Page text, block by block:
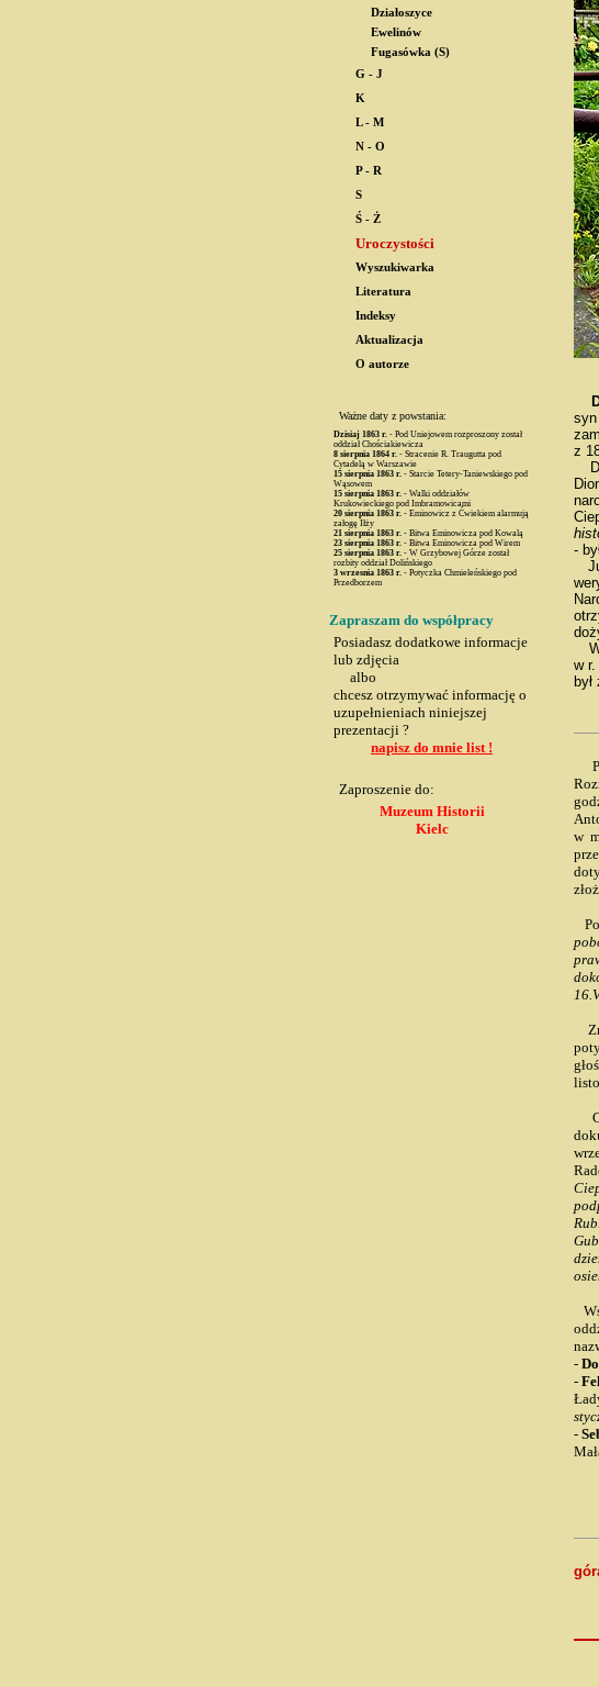
Działoszyce
Ewelinów
Fugasówka (S)
G - J
K
L - M
N - O
P - R
S
Ś - Ż
Uroczystości
Wyszukiwarka
Literatura
Indeksy
Aktualizacja
O autorze
Ważne daty z powstania:
Dzisiaj 1863 r.- Pod Uniejowem rozproszony został
oddział Chościakiewicza
8 sierpnia 1864 r.- Stracenie R. Traugutta pod
Cytadelą w Warszawie
15 sierpnia 1863 r.- Starcie Tetery-Taniewskiego pod
Wąsowem
15 sierpnia 1863 r.- Walki oddziałów
Krukowieckiego pod Imbramowicami
20 sierpnia 1863 r.- Eminowicz z Ćwiekiem alarmują
załogę Iłży
21 sierpnia 1863 r.- Bitwa Eminowicza pod Kowalą
23 sierpnia 1863 r.- Bitwa Eminowicza pod Wirem
25 sierpnia 1863 r.- W Grzybowej Górze został
rozbity oddział Dolińskiego
3 wrzesnia 1863 r.- Potyczka Chmieleńskiego pod
Przedborzem
Zapraszam do współpracy
Posiadasz dodatkowe informacje
lub zdjęcia
albo
chcesz otrzymywać informację o
uzupełnieniach niniejszej
prezentacji ?
napisz do mnie list !
Zaproszenie do:
Muzeum Historii
Kielc
z
-
W
w
w
-
-
-